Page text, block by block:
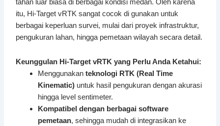
tahan luar biasa di berbagai kondisi medan. Oleh karena
itu, Hi-Target vRTK sangat cocok di gunakan untuk
berbagai keperluan survei, mulai dari proyek infrastruktur,
pengukuran lahan, hingga pemetaan wilayah secara detail.
Keunggulan Hi-Target vRTK yang Perlu Anda Ketahui:
Menggunakanteknologi RTK (Real Time
Kinematic) untuk hasil pengukuran dengan akurasi
hingga level sentimeter.
Kompatibel dengan berbagai software
pemetaan, sehingga mudah di integrasikan ke